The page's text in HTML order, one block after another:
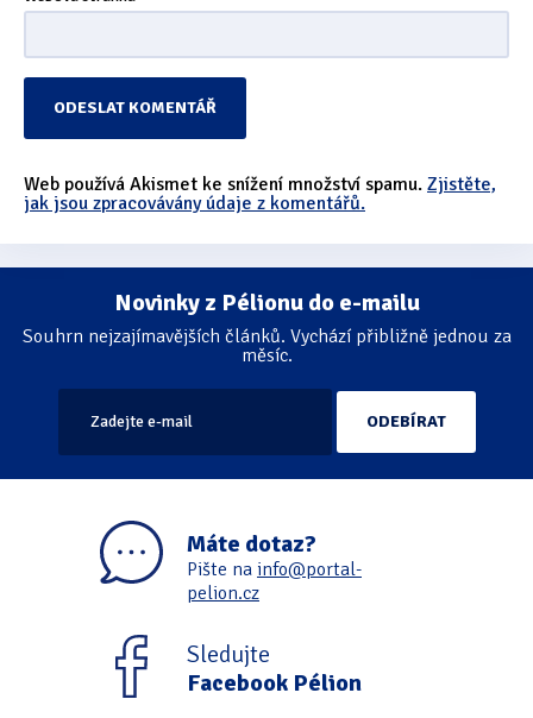
Web používá Akismet ke snížení množství spamu. Zjistěte,
jak jsou zpracovávány údaje z komentářů.
Novinky z Pélionu do e-mailu
Souhrn nejzajímavějších článků. Vychází přibližně jednou za
měsíc.
Máte dotaz?
Pište na info@portal-
pelion.cz
Sledujte
Facebook Pélion